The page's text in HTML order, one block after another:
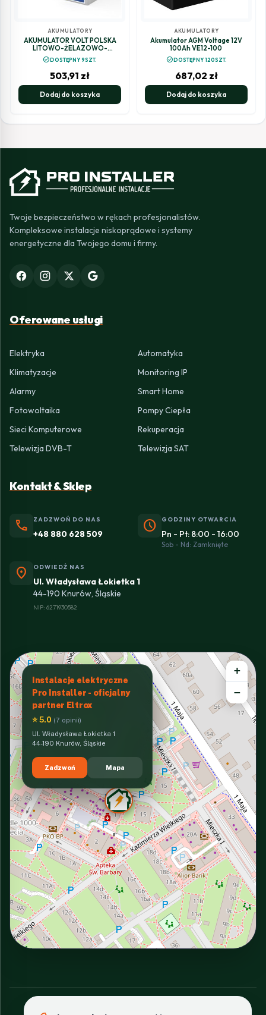
AKUMULATORY
AKUMULATOR VOLT POLSKA
LITOWO-ŻELAZOWO-
FOSFORANOWY LiFePO4 12V
33Ah 30A
check_circleDOSTĘPNY 9SZT.
503,91 zł
Dodaj do koszyka
AKUMULATORY
Akumulator AGM Voltage 12V
100Ah VE12-100
check_circleDOSTĘPNY 120SZT.
687,02 zł
Dodaj do koszyka
Twoje bezpieczeństwo w rękach profesjonalistów.
Kompleksowe instalacje niskoprądowe i systemy
energetyczne dla Twojego domu i firmy.
Oferowane usługi
Elektryka
Automatyka
Klimatyzacje
Monitoring IP
Alarmy
Smart Home
Fotowoltaika
Pompy Ciepła
Sieci Komputerowe
Rekuperacja
Telewizja DVB-T
Telewizja SAT
Kontakt & Sklep
phone ZADZWOŃ DO NAS
+48 880 628 509 schedule GODZINY OTWARCIA
Pn - Pt: 8:00 - 16:00
Sob - Nd: Zamknięte
location_on ODWIEDŹ NAS
Ul. Władysława Łokietka 1
44-190 Knurów, Śląskie
NIP: 6271930582
Instalacje elektryczne
Pro Installer - oficjalny
partner Eltrox
⭐ 5.0 (7 opinii)
Ul. Władysława Łokietka 1
44-190 Knurów, Śląskie
Zadzwoń Mapa
+
−
INTERACTIVE VIEW